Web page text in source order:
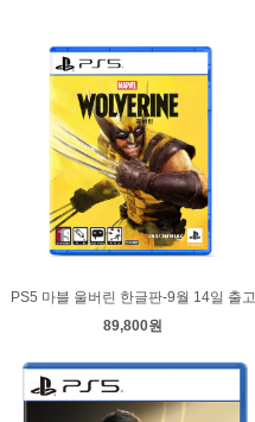
PS5 마블 울버린 한글판-9월 14일 출고
89,800원